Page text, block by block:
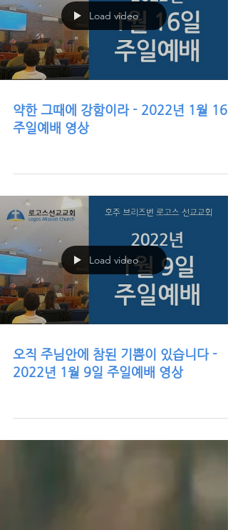
Load video
약한 그때에 강함이라 - 2022년 1월 16
주일예배 영상
Load video
오직 주님안에 참된 기쁨이 있습니다 -
2022년 1월 9일 주일예배 영상